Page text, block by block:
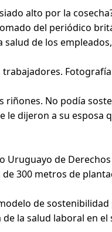
alto por la
del periódico
de los
riñones. No podía
le dijeron a su esposa
Uruguayo de
300 metros de
de sostenibilidad
la salud laboral en el